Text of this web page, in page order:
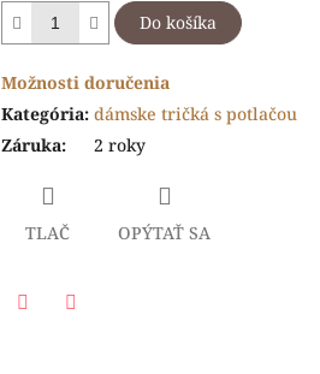
Do košíka
Možnosti doručenia
Kategória: dámske tričká s potlačou
Záruka: 2 roky
TLAČ OPÝTAŤ SA